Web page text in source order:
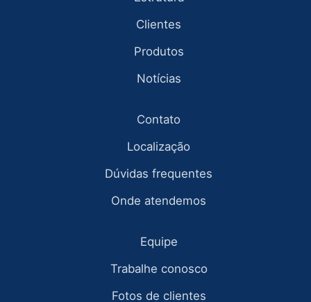
Clientes
Produtos
Notícias
Contato
Localização
Dúvidas frequentes
Onde atendemos
Equipe
Trabalhe conosco
Fotos de clientes